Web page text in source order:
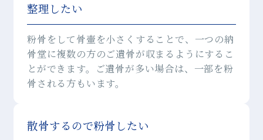
整理したい
粉骨をして骨壷を小さくすることで、一つの納
骨堂に複数の方のご遺骨が収まるようにするこ
とができます。ご遺骨が多い場合は、一部を粉
骨される方もいます。
散骨するので粉骨したい